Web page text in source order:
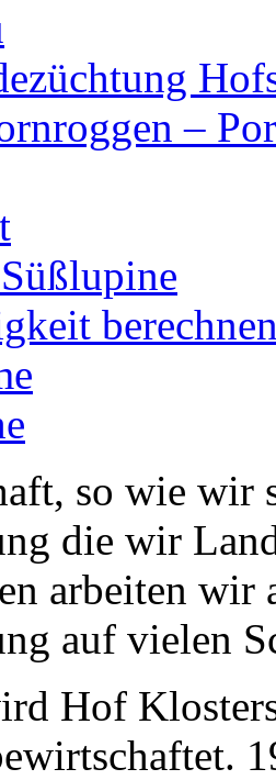
–
so wie wir
die wir
arbeiten wir
auf vielen
Hof